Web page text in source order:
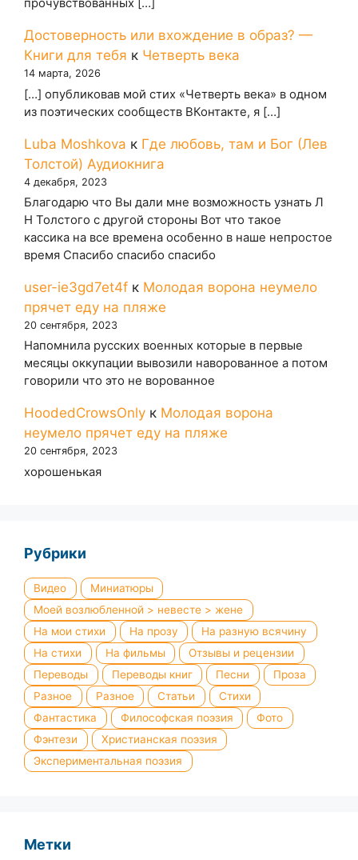
прочувствованных […]
Достоверность или вхождение в образ? —
Книги для тебя к Четверть века
14 марта, 2026
[…] опубликовав мой стих «Четверть века» в одном
из поэтических сообществ ВКонтакте, я […]
Luba Moshkova к Где любовь, там и Бог (Лев
Толстой) Аудиокнига
4 декабря, 2023
Благодарю что Вы дали мне возможность узнать Л
Н Толстого с другой стороны Вот что такое
кассика на все времена особенно в наше непростое
время Спасибо спасибо спасибо
user-ie3gd7et4f к Молодая ворона неумело
прячет еду на пляже
20 сентября, 2023
Напомнила русских военных которые в первые
месяцы оккупации вывозили наворованное а потом
говорили что это не ворованное
HoodedCrowsOnly к Молодая ворона
неумело прячет еду на пляже
20 сентября, 2023
хорошенькая
Рубрики
Видео
Миниатюры
Моей возлюбленной > невесте > жене
На мои стихи
На прозу
На разную всячину
На стихи
На фильмы
Отзывы и рецензии
Переводы
Переводы книг Песни
Проза
Разное
Разное Статьи
Стихи
Фантастика
Философская поэзия
Фото
Фэнтези
Христианская поэзия
Экспериментальная поэзия
Метки